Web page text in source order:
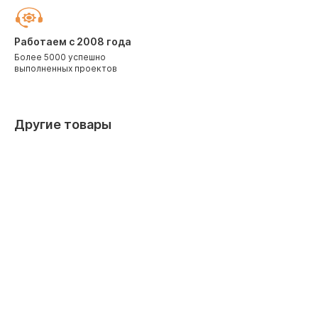
Работаем с 2008 года
Более 5000 успешно
выполненных проектов
Другие товары